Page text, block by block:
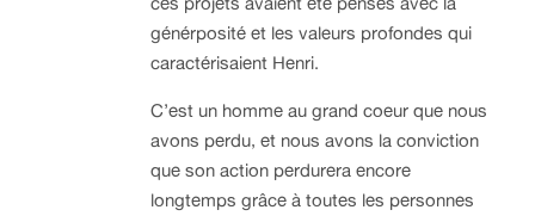
générposité et les valeurs profondes qui
caractérisaient Henri.
C’est un homme au grand coeur que nous
avons perdu, et nous avons la conviction
que son action perdurera encore
longtemps grâce à toutes les personnes